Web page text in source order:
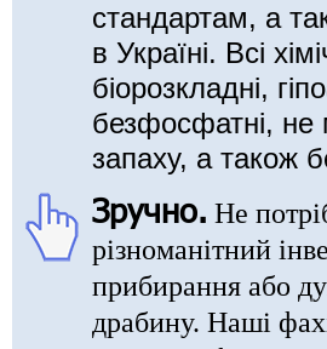
стандартам, а
в Україні. Всі
біорозкладні,
безфосфатні, не
запаху, а також
Зручно. Не
різноманітний
прибирання або
драбину. Наші